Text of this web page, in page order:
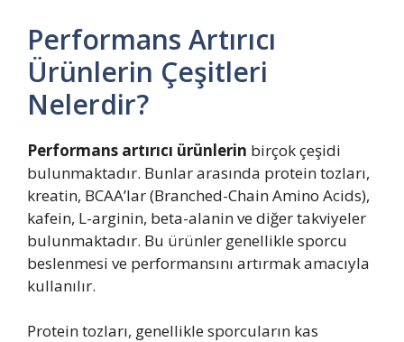
Performans Artırıcı
Ürünlerin Çeşitleri
Nelerdir?
Performans artırıcı ürünlerin birçok çeşidi
bulunmaktadır. Bunlar arasında protein tozları,
kreatin, BCAA’lar (Branched-Chain Amino Acids),
kafein, L-arginin, beta-alanin ve diğer takviyeler
bulunmaktadır. Bu ürünler genellikle sporcu
beslenmesi ve performansını artırmak amacıyla
kullanılır.
Protein tozları, genellikle sporcuların kas